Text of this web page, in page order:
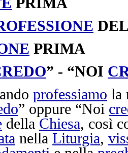
PRIMA
” - “NOI
professiamo la
” oppure “Noi
della Chiesa, così
nella Liturgia,